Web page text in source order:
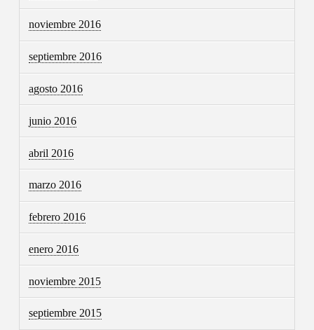
noviembre 2016
septiembre 2016
agosto 2016
junio 2016
abril 2016
marzo 2016
febrero 2016
enero 2016
noviembre 2015
septiembre 2015